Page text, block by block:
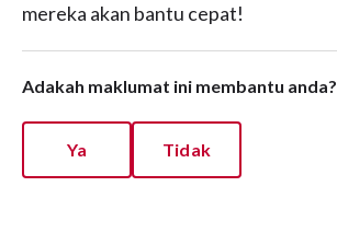
mereka akan bantu cepat!
Adakah maklumat ini membantu anda?
Ya Tidak